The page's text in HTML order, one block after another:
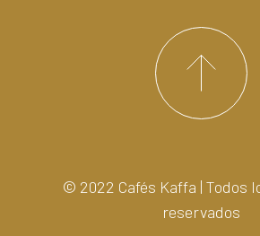
© 2022 Cafés Kaffa | Todos
reservados